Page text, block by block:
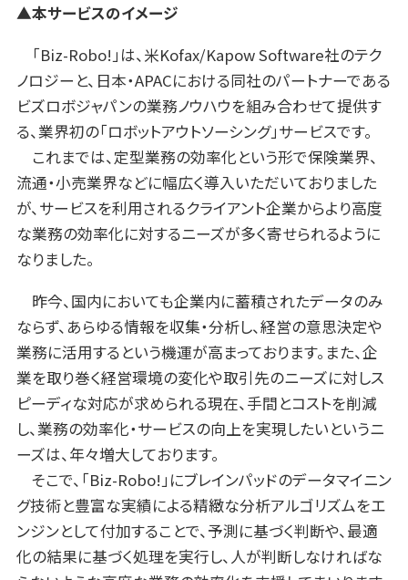
▲本サービスのイメージ
「Biz-Robo!」は、米Kofax/Kapow Software社のテク
ノロジーと、日本・APACにおける同社のパートナーである
ビズロボジャパンの業務ノウハウを組み合わせて提供す
る、業界初の「ロボットアウトソーシング」サービスです。
これまでは、定型業務の効率化という形で保険業界、
流通・小売業界などに幅広く導入いただいておりました
が、サービスを利用されるクライアント企業からより高度
な業務の効率化に対するニーズが多く寄せられるように
なりました。
昨今、国内においても企業内に蓄積されたデータのみ
ならず、あらゆる情報を収集・分析し、経営の意思決定や
業務に活用するという機運が高まっております。また、企
業を取り巻く経営環境の変化や取引先のニーズに対しス
ピーディな対応が求められる現在、手間とコストを削減
し、業務の効率化・サービスの向上を実現したいというニ
ーズは、年々増大しております。
そこで、「Biz-Robo!」にブレインパッドのデータマイニン
グ技術と豊富な実績による精緻な分析アルゴリズムをエ
ンジンとして付加することで、予測に基づく判断や、最適
化の結果に基づく処理を実行し、人が判断しなければな